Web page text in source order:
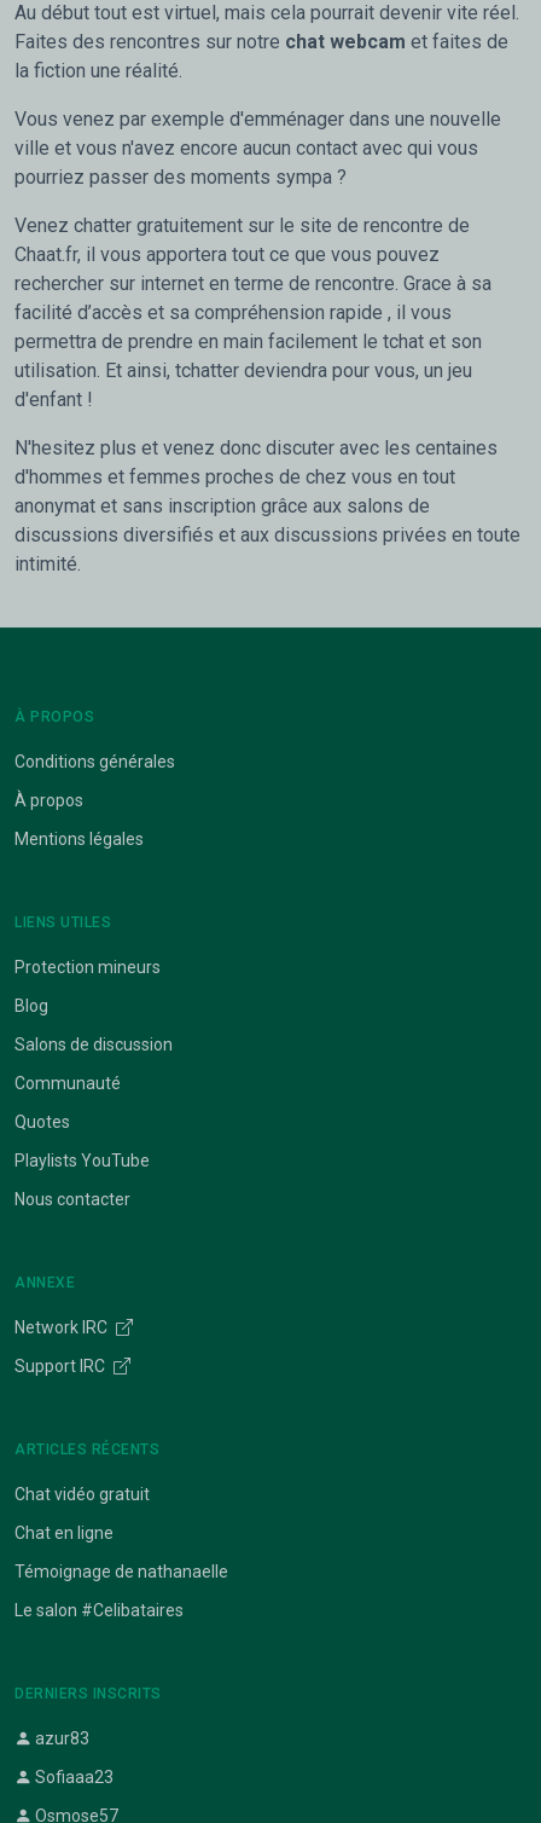
Au début tout est virtuel, mais cela pourrait devenir vite réel.
Faites des rencontres sur notre chat webcam et faites de
la fiction une réalité.
Vous venez par exemple d'emménager dans une nouvelle
ville et vous n'avez encore aucun contact avec qui vous
pourriez passer des moments sympa ?
Venez chatter gratuitement sur le site de rencontre de
Chaat.fr, il vous apportera tout ce que vous pouvez
rechercher sur internet en terme de rencontre. Grace à sa
facilité d’accès et sa compréhension rapide , il vous
permettra de prendre en main facilement le tchat et son
utilisation. Et ainsi, tchatter deviendra pour vous, un jeu
d'enfant !
N'hesitez plus et venez donc discuter avec les centaines
d'hommes et femmes proches de chez vous en tout
anonymat et sans inscription grâce aux salons de
discussions diversifiés et aux discussions privées en toute
intimité.
À PROPOS
Conditions générales
À propos
Mentions légales
LIENS UTILES
Protection mineurs
Blog
Salons de discussion
Communauté
Quotes
Playlists YouTube
Nous contacter
ANNEXE
Network IRC
Support IRC
ARTICLES RÉCENTS
Chat vidéo gratuit
Chat en ligne
Témoignage de nathanaelle
Le salon #Celibataires
DERNIERS INSCRITS
azur83
Sofiaaa23
Osmose57